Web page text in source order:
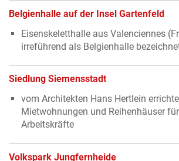
Belgienhalle auf der Insel Gartenfeld
Eisenskeletthalle aus Valenciennes
irreführend als Belgienhalle
Siedlung Siemensstadt
vom Architekten Hans Hertlein
Mietwohnungen und Reihenhäuser
Arbeitskräfte
Volkspark Jungfernheide